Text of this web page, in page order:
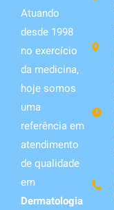
Atuando
desde 1998
no exercício
da medicina,
hoje somos
uma
referência em
atendimento
de qualidade
em
Dermatologia